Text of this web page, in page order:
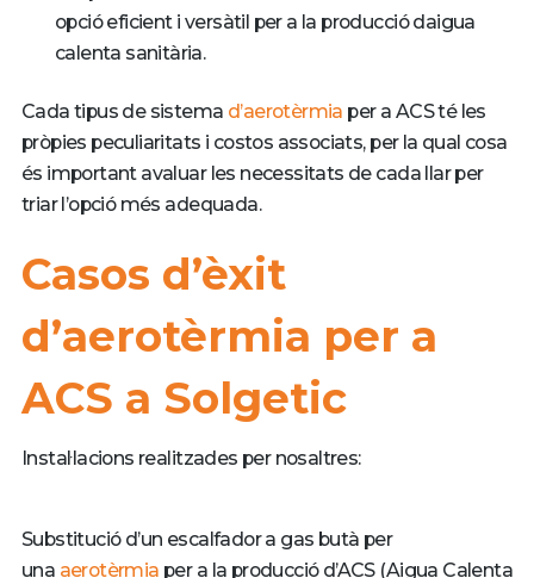
opció eficient i versàtil per a la producció daigua
calenta sanitària.
Cada tipus de sistema d’aerotèrmia per a ACS té les
pròpies peculiaritats i costos associats, per la qual cosa
és important avaluar les necessitats de cada llar per
triar l’opció més adequada.
Casos d’èxit
d’aerotèrmia per a
ACS a Solgetic
Instal·lacions realitzades per nosaltres:
Substitució d’un escalfador a gas butà per
una aerotèrmia per a la producció d’ACS (Aigua Calenta